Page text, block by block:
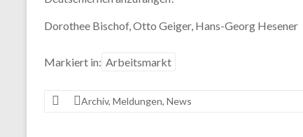
Dorothee Bischof, Otto Geiger, Hans-Georg Hesener
Markiert in: Arbeitsmarkt
Archiv, Meldungen, News